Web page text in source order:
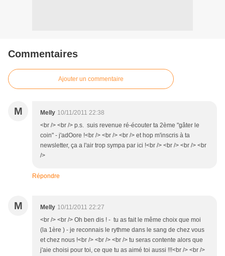
Commentaires
Ajouter un commentaire
M Melly 10/11/2011 22:38
<br /> <br /> p.s. suis revenue ré-écouter ta 2ème "gâter le
coin" - j'adOore !<br /> <br /> <br /> et hop m'inscris à ta
newsletter, ça a l'air trop sympa par ici !<br /> <br /> <br /> <br
/>
Répondre
M Melly 10/11/2011 22:27
<br /> <br /> Oh ben dis ! - tu as fait le même choix que moi
(la 1ère ) - je reconnais le rythme dans le sang de chez vous
et chez nous !<br /> <br /> <br /> tu seras contente alors que
j'aie choisi pour toi, ce que tu as aimé toi aussi !!!<br /> <br />